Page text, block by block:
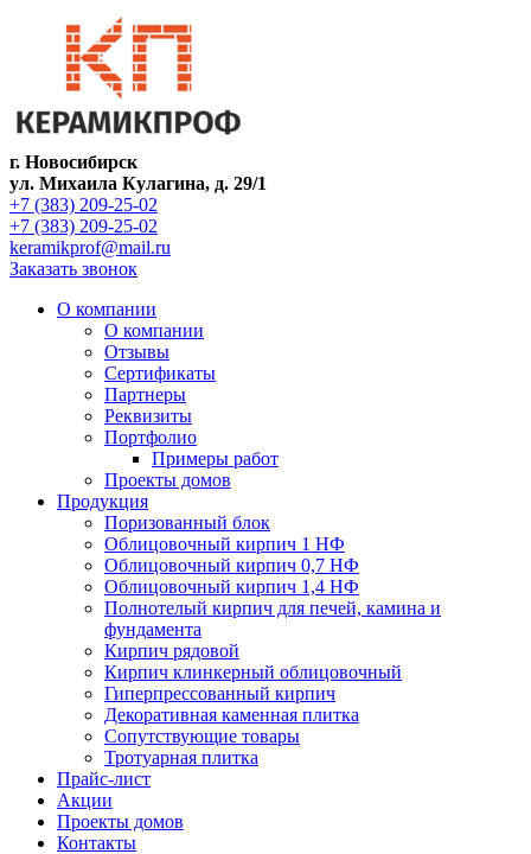
г. Новосибирск
ул. Михаила Кулагина, д. 29/1
+7 (383) 209-25-02
+7 (383) 209-25-02
keramikprof@mail.ru
Заказать звонок
О компании
О компании
Отзывы
Сертификаты
Партнеры
Реквизиты
Портфолио
Примеры работ
Проекты домов
Продукция
Поризованный блок
Облицовочный кирпич 1 НФ
Облицовочный кирпич 0,7 НФ
Облицовочный кирпич 1,4 НФ
Полнотелый кирпич для печей, камина и
фундамента
Кирпич рядовой
Кирпич клинкерный облицовочный
Гиперпрессованный кирпич
Декоративная каменная плитка
Сопутствующие товары
Тротуарная плитка
Прайс-лист
Акции
Проекты домов
Контакты